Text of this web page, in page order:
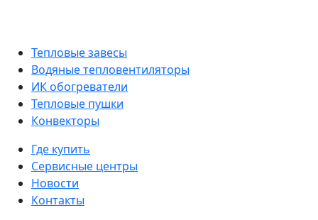
Тепловые завесы
Водяные тепловентиляторы
ИК обогреватели
Тепловые пушки
Конвекторы
Где купить
Сервисные центры
Новости
Контакты